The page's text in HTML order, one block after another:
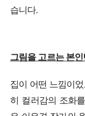
습니다.
그림을 고르는 본
집이 어떤 느낌이
히 컬러감의 조화